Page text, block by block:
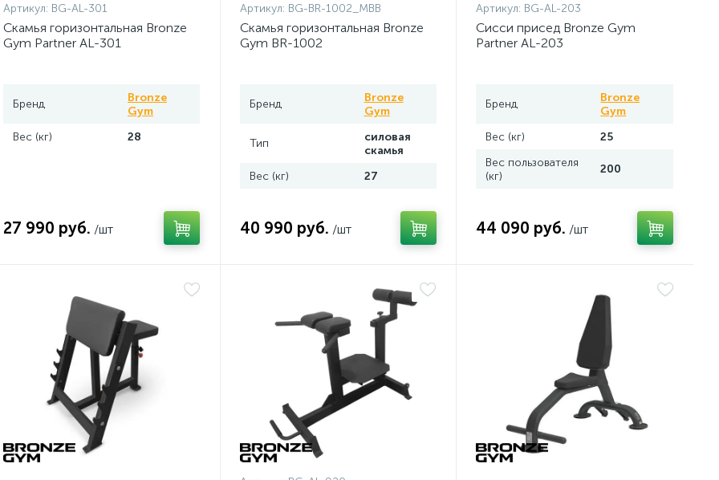
Артикул: BG-AL-301
Скамья горизонтальная Bronze
Gym Partner AL-301
Бренд
Bronze
Gym
Вес (кг)
28
27 990 руб. /шт
Артикул: BG-BR-1002_MBB
Скамья горизонтальная Bronze
Gym BR-1002
Бренд
Bronze
Gym
Тип
силовая
скамья
Вес (кг)
27
40 990 руб. /шт
Артикул: BG-AL-203
Сисси присед Bronze Gym
Partner AL-203
Бренд
Bronze
Gym
Вес (кг)
25
Вес пользователя
(кг)
200
44 090 руб. /шт